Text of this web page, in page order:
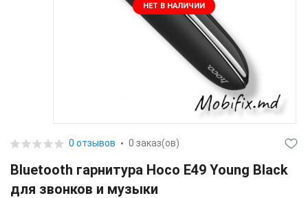
НЕТ В НАЛИЧИИ
0 отзывов 0 заказ(ов)
Bluetooth гарнитура Hoco E49 Young Black
для звонков и музыки